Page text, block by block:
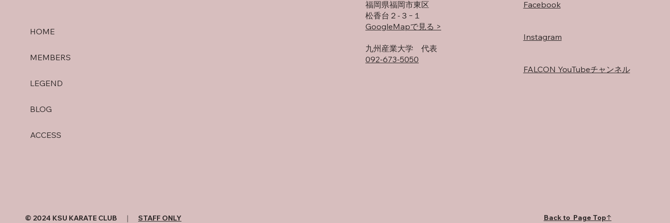
HOME
MEMBERS
LEGEND
BLOG
ACCESS
福岡県福岡市東区
松香台２-３−１
GoogleMapで見る >
​九州産業大学 代表
092-673-5050
Facebook
Instagram
FALCON YouTubeチャンネル
Back to Page Top↑
© 2024 KSU KARATE CLUB ｜ STAFF ONLY